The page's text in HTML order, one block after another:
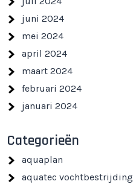
juni 2024
mei 2024
april 2024
maart 2024
februari 2024
januari 2024
Categorieën
aquaplan
aquatec vochtbestrijding